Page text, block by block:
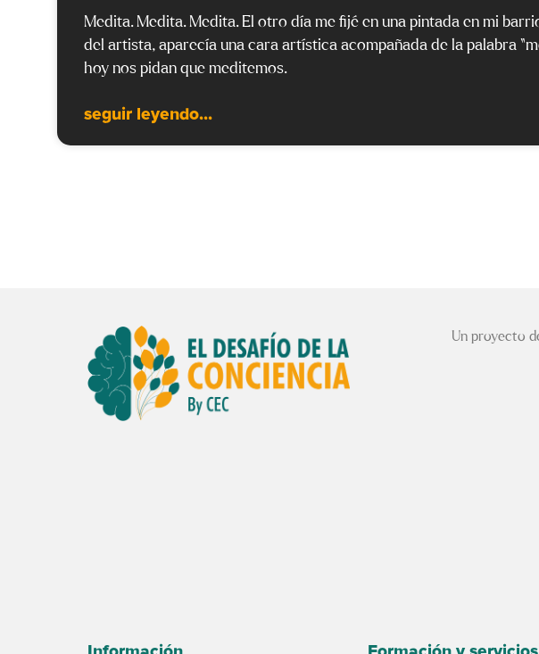
Medita. Medita. Medita. El otro día me fijé en una pintada en mi
del artista, aparecía una cara artística acompañada de la palabra
hoy nos pidan que meditemos.
seguir leyendo...
Un proyecto